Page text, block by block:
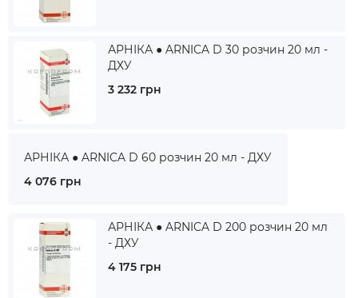
АРНІКА ● ARNICA D 30 розчин 20 мл -
ДХУ
3 232 грн
АРНІКА ● ARNICA D 60 розчин 20 мл - ДХУ
4 076 грн
АРНІКА ● ARNICA D 200 розчин 20 мл
- ДХУ
4 175 грн